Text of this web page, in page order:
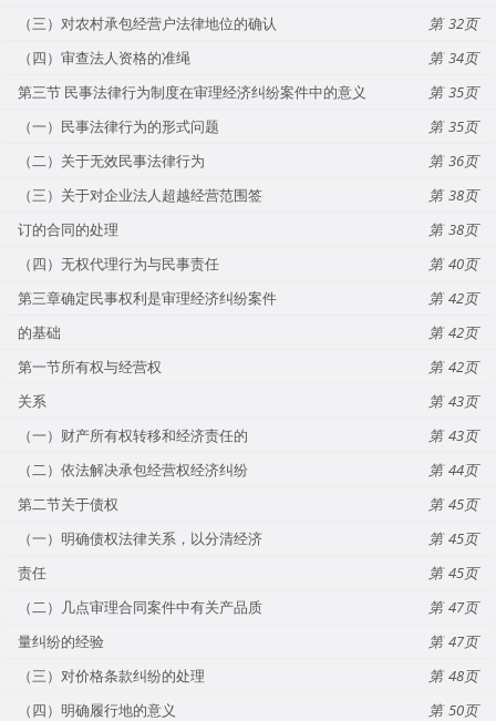
（三）对农村承包经营户法律地位的确认
32
（四）审查法人资格的准绳
34
第三节 民事法律行为制度在审理经济纠纷案件中的意义
35
（一）民事法律行为的形式问题
35
（二）关于无效民事法律行为
36
（三）关于对企业法人超越经营范围签
38
订的合同的处理
38
（四）无权代理行为与民事责任
40
第三章确定民事权利是审理经济纠纷案件
42
的基础
42
第一节所有权与经营权
42
关系
43
（一）财产所有权转移和经济责任的
43
（二）依法解决承包经营权经济纠纷
44
第二节关于债权
45
（一）明确债权法律关系，以分清经济
45
责任
45
（二）几点审理合同案件中有关产品质
47
量纠纷的经验
47
（三）对价格条款纠纷的处理
48
（四）明确履行地的意义
50